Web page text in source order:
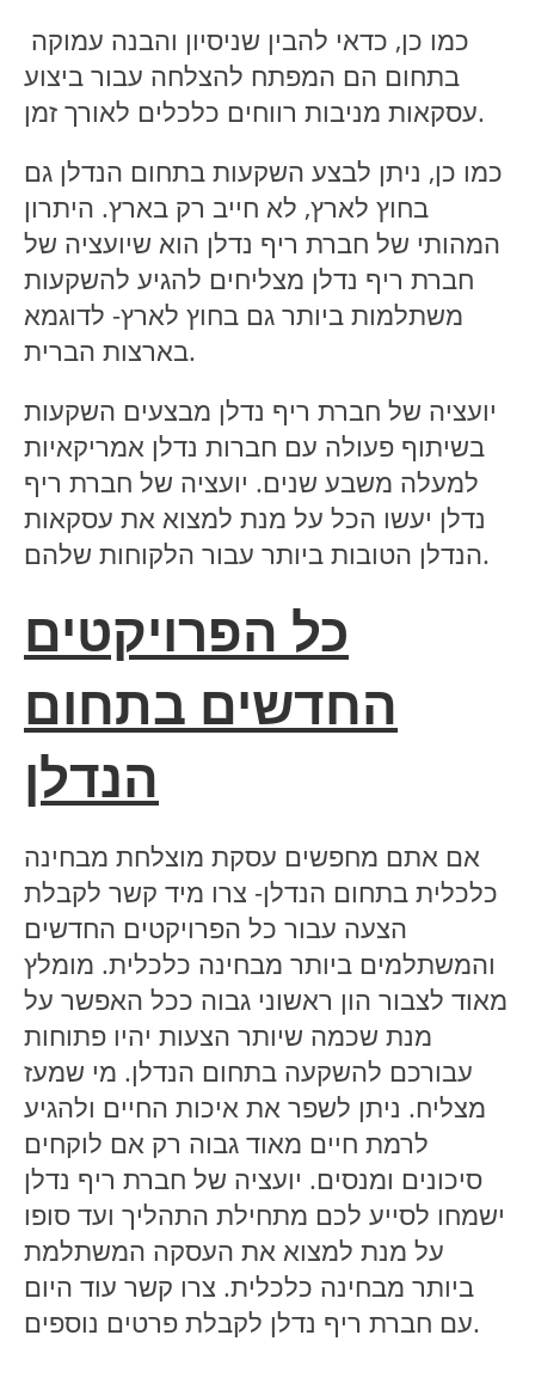
בתחום הם המפתח להצלחה עבור ביצוע
עסקאות מניבות רווחים כלכלים לאורך זמן.
כמו כן, ניתן לבצע השקעות בתחום הנדלן גם
בחוץ לארץ, לא חייב רק בארץ. היתרון
המהותי של חברת ריף נדלן הוא שיועציה של
חברת ריף נדלן מצליחים להגיע להשקעות
משתלמות ביותר גם בחוץ לארץ- לדוגמא
בארצות הברית.
יועציה של חברת ריף נדלן מבצעים השקעות
בשיתוף פעולה עם חברות נדלן אמריקאיות
למעלה משבע שנים. יועציה של חברת ריף
נדלן יעשו הכל על מנת למצוא את עסקאות
הנדלן הטובות ביותר עבור הלקוחות שלהם.
כל הפרויקטים
החדשים בתחום
הנדלן
אם אתם מחפשים עסקת מוצלחת מבחינה
כלכלית בתחום הנדלן- צרו מיד קשר לקבלת
הצעה עבור כל הפרויקטים החדשים
והמשתלמים ביותר מבחינה כלכלית. מומלץ
מאוד לצבור הון ראשוני גבוה ככל האפשר על
מנת שכמה שיותר הצעות יהיו פתוחות
עבורכם להשקעה בתחום הנדלן. מי שמעז
מצליח. ניתן לשפר את איכות החיים ולהגיע
לרמת חיים מאוד גבוה רק אם לוקחים
סיכונים ומנסים. יועציה של חברת ריף נדלן
ישמחו לסייע לכם מתחילת התהליך ועד סופו
על מנת למצוא את העסקה המשתלמת
ביותר מבחינה כלכלית. צרו קשר עוד היום
עם חברת ריף נדלן לקבלת פרטים נוספים.